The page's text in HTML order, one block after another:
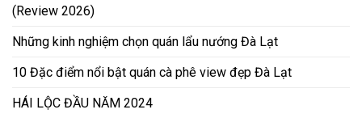
(Review 2026)
Những kinh nghiệm chọn quán lẩu nướng Đà Lạt
10 Đặc điểm nổi bật quán cà phê view đẹp Đà Lạt
HÁI LỘC ĐẦU NĂM 2024